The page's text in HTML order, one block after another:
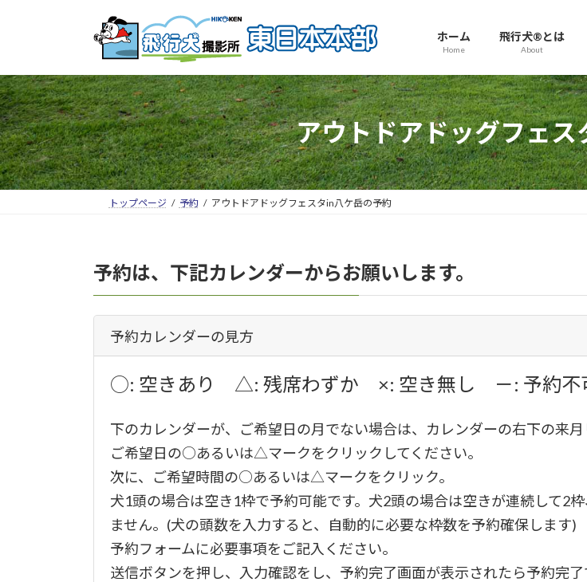
ホーム
Home
飛行犬®とは
About
アウトドアドッグフェ
トップページ 予約 アウトドアドッグフェスタin八ケ岳の予約
予約は、下記カレンダーからお願いします。
予約カレンダーの見方
○: 空きあり △: 残席わずか ×: 空き無し －: 予約不
下のカレンダーが、ご希望日の月でない場合は、カレンダーの右下の来
ご希望日の○あるいは△マークをクリックしてください。
次に、ご希望時間の○あるいは△マークをクリック。
犬1頭の場合は空き1枠で予約可能です。犬2頭の場合は空きが連続して2
ません。(犬の頭数を入力すると、自動的に必要な枠数を予約確保します)
予約フォームに必要事項をご記入ください。
送信ボタンを押し、入力確認をし、予約完了画面が表示されたら予約完了